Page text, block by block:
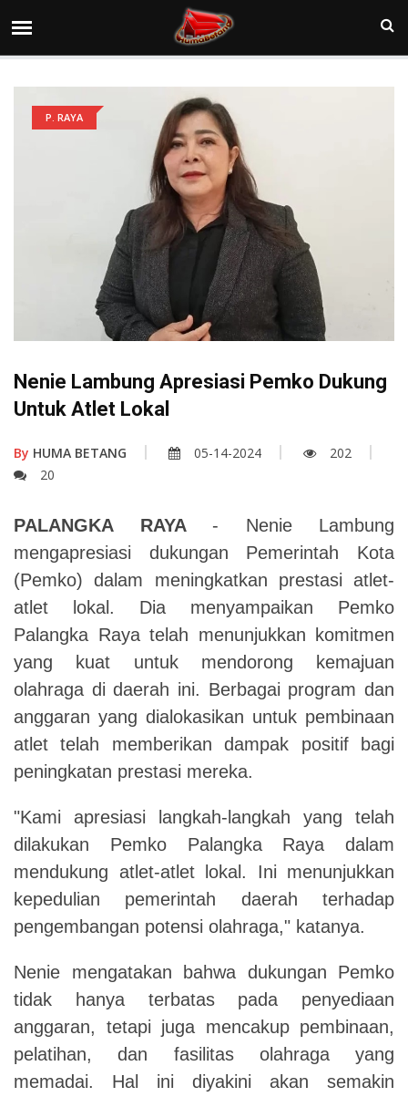
P. RAYA
Nenie Lambung Apresiasi Pemko Dukung
Untuk Atlet Lokal
By HUMA BETANG 05-14-2024
202
20
PALANGKA RAYA
- Nenie Lambung
mengapresiasi dukungan Pemerintah Kota
(Pemko) dalam meningkatkan prestasi atlet-
atlet lokal.
Dia menyampaikan Pemko
Palangka Raya telah menunjukkan komitmen
yang kuat untuk mendorong kemajuan
olahraga di daerah ini. Berbagai program dan
anggaran yang dialokasikan untuk pembinaan
atlet telah memberikan dampak positif bagi
peningkatan prestasi mereka.
"Kami apresiasi langkah-langkah yang telah
dilakukan Pemko Palangka Raya dalam
mendukung atlet-atlet lokal. Ini menunjukkan
kepedulian pemerintah daerah terhadap
pengembangan potensi olahraga," katanya.
Nenie mengatakan bahwa dukungan Pemko
tidak hanya terbatas pada penyediaan
anggaran, tetapi juga mencakup pembinaan,
pelatihan, dan fasilitas olahraga yang
memadai.
Hal ini diyakini akan semakin